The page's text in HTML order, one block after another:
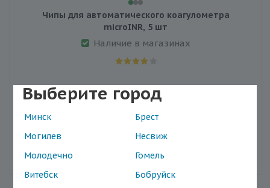
Выберите город
Минск
Брест
Могилев
Несвиж
Молодечно
Гомель
Витебск
Бобруйск
Чипы для автоматического коагулометра
microINR, 5 шт
Наличие в магазинах
99.2